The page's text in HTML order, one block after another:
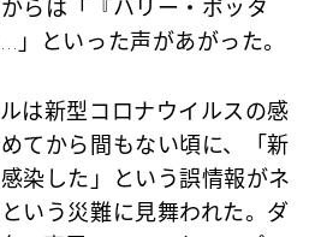
らは「『ハリー・ポッタ
といった声があがった。
は新型コロナウイルスの感
てから間もない頃に、「新
染した」という誤情報がネ
いう災難に見舞われた。ダ